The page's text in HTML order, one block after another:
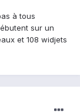
à tous
sur un
et 108 widjets